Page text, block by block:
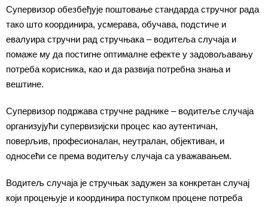
Супервизор обезбеђује поштовање стандарда стручног рада
тако што координира, усмерава, обучава, подстиче и
евалуира стручни рад стручњака – водитеља случаја и
помаже му да постигне оптималне ефекте у задовољавању
потреба корисника, као и да развија потребна знања и
вештине.
Супервизор подржава стручне раднике – водитеље случаја
организујући супервизијски процес као аутентичан,
поверљив, професионалан, неутралан, објективан, и
односећи се према водитељу случаја са уважавањем.
Водитељ случаја је стручњак задужен за конкретан случај
који процењује и координира поступком процене потреба